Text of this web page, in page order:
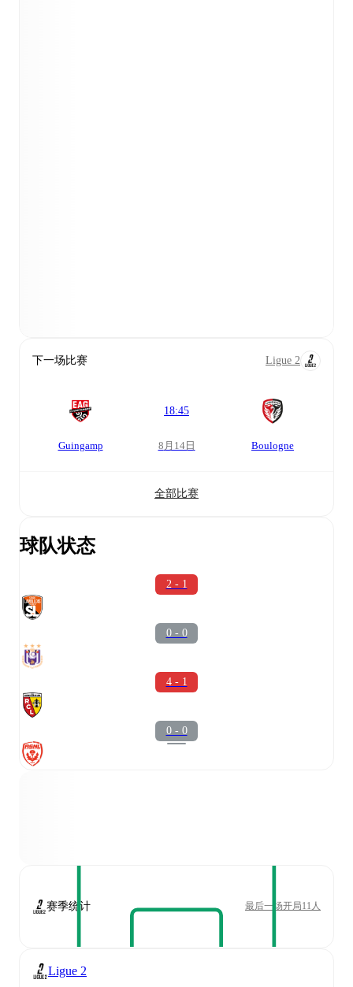
下一场比赛 Ligue 2
Guingamp
18:45
8月14日 Boulogne
全部比赛
球队状态
2 - 1
0 - 0
4 - 1
0 - 0
赛季统计 最后一场开局11人
Ligue 2